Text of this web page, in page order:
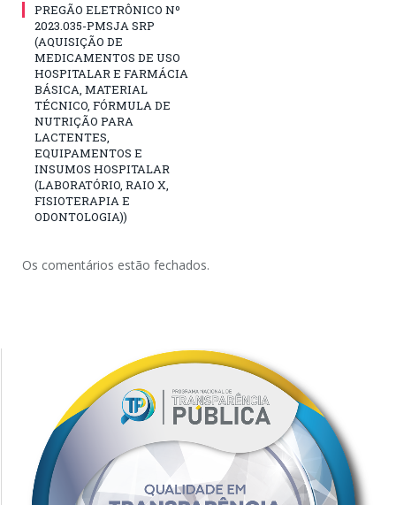
PREGÃO ELETRÔNICO Nº
2023.035-PMSJA SRP
(AQUISIÇÃO DE
MEDICAMENTOS DE USO
HOSPITALAR E FARMÁCIA
BÁSICA, MATERIAL
TÉCNICO, FÓRMULA DE
NUTRIÇÃO PARA
LACTENTES,
EQUIPAMENTOS E
INSUMOS HOSPITALAR
(LABORATÓRIO, RAIO X,
FISIOTERAPIA E
ODONTOLOGIA))
Os comentários estão fechados.